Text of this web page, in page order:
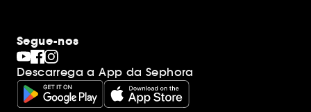
Segue-nos
Descarrega a App da Sephora